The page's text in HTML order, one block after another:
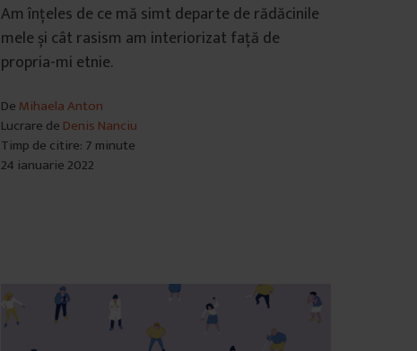
Am înțeles de ce mă simt departe de rădăcinile
mele și cât rasism am interiorizat față de
propria-mi etnie.
De Mihaela Anton
Lucrare de Denis Nanciu
Timp de citire: 7 minute
24 ianuarie 2022